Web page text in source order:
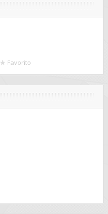
Favorito